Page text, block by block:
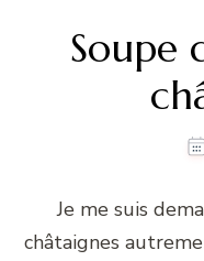
Soupe
Je me suis
châtaignes